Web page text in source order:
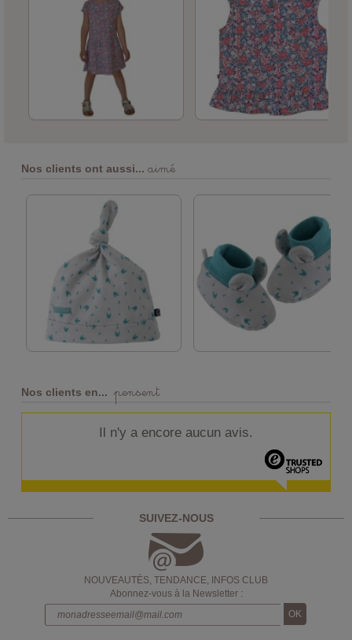
Nos clients ont aussi... aimé
Nos clients en... pensent
Il n'y a encore aucun avis.
SUIVEZ-NOUS
NOUVEAUTÉS, TENDANCE, INFOS CLUB
Abonnez-vous à la Newsletter :